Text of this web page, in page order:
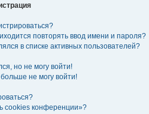
повторять ввод имени и пароля?
в списке активных пользователей?
но не могу войти!
не могу войти!
cookies конференции»?